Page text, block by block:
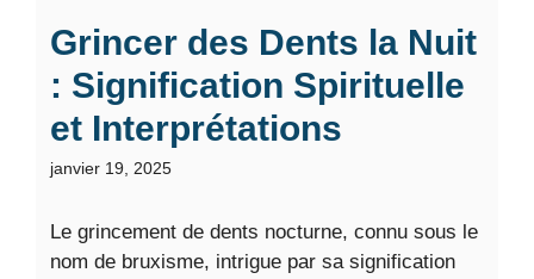
Grincer des Dents la Nuit
: Signification Spirituelle
et Interprétations
janvier 19, 2025
Le grincement de dents nocturne, connu sous le
nom de bruxisme, intrigue par sa signification